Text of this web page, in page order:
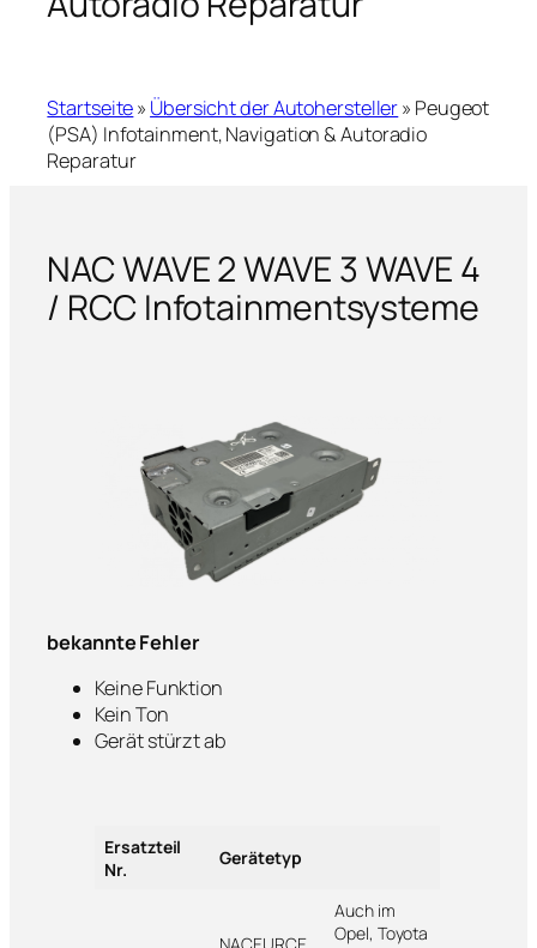
Startseite» Übersicht der Autohersteller» Peugeot
(PSA) Infotainment, Navigation & Autoradio
Reparatur
NAC WAVE 2 WAVE 3 WAVE 4
/ RCC Infotainmentsysteme
bekannte Fehler
Keine Funktion
Kein Ton
Gerät stürzt ab
Ersatzteil
Nr.
Gerätetyp
Auch im
Opel, Toyota